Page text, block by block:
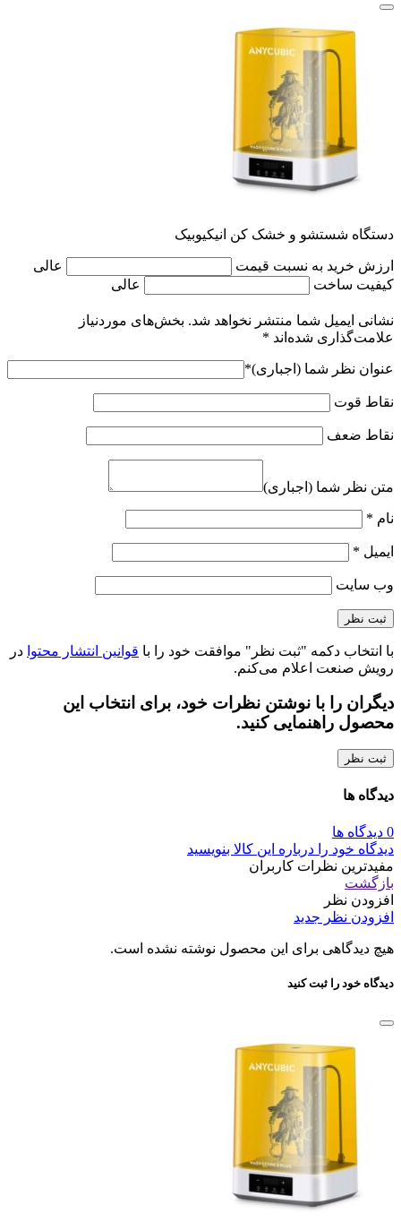
دستگاه شستشو و خشک کن انیکیوبیک
ارزش خرید به نسبت قیمت
عالی
کیفیت ساخت
عالی
نشانی ایمیل شما منتشر نخواهد شد. بخش‌های موردنیاز
علامت‌گذاری شده‌اند *
عنوان نظر شما (اجباری)*
نقاط قوت
نقاط ضعف
متن نظر شما (اجباری)
نام *
ایمیل *
وب‌ سایت
با انتخاب دکمه "ثبت نظر" موافقت خود را با قوانین انتشار محتوا در
رویش صنعت اعلام می‌کنم.
دیگران را با نوشتن نظرات خود، برای انتخاب این
محصول راهنمایی کنید.
ثبت نظر
دیدگاه ها
0 دیدگاه ها
دیدگاه خود را درباره این کالا بنویسید
مفیدترین نظرات کاربران
بازگشت
افزودن نظر
افزودن نظر جدید
هیچ دیدگاهی برای این محصول نوشته نشده است.
دیدگاه خود را ثبت کنید